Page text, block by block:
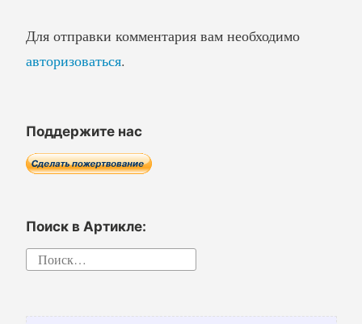
Для отправки комментария вам необходимо
авторизоваться.
Поддержите нас
Поиск в Артикле:
Найти: